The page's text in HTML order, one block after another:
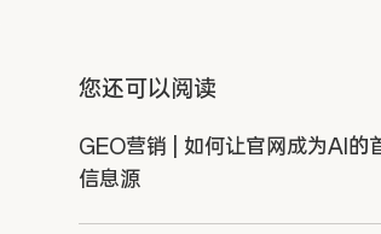
您还可以阅读
GEO营销 | 如何让官网成为AI的
信息源